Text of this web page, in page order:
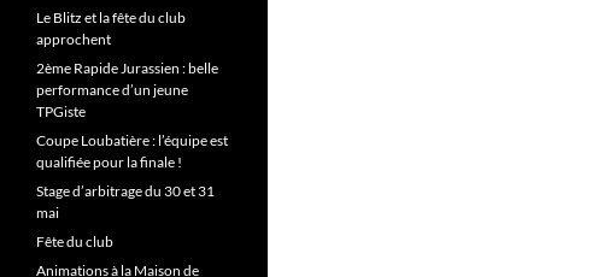
Le Blitz et la fête du club
approchent
2ème Rapide Jurassien : belle
performance d’un jeune
TPGiste
Coupe Loubatière : l’équipe est
qualifiée pour la finale !
Stage d’arbitrage du 30 et 31
mai
Fête du club
Animations à la Maison de